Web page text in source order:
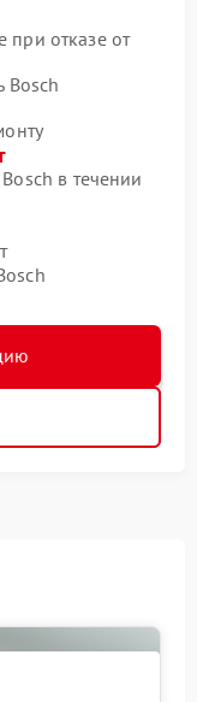
при отказе от
Bosch
в течении